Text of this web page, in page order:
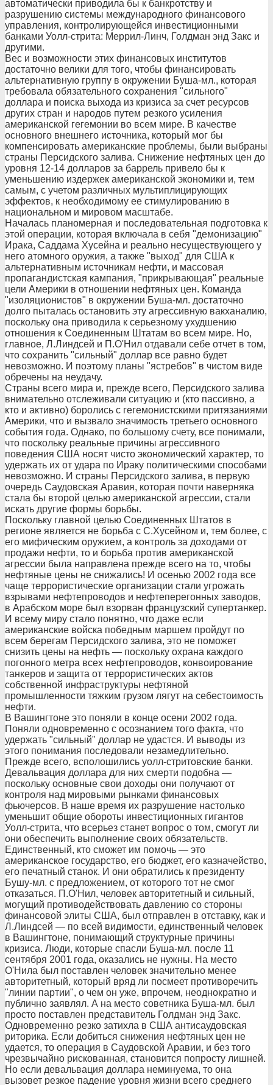
автоматически приводила бы к банкротству и
разрушению системы международного финансового
управления, контролирующейся инвестиционными
банками Уолл-стрита: Меррил-Линч, Голдман энд Закс и
другими.
Вес и возможности этих финансовых институтов
достаточно велики для того, чтобы финансировать
альтернативную группу в окружении Буша-мл., которая
требовала обязательного сохранения "сильного"
доллара и поиска выхода из кризиса за счет ресурсов
других стран и народов путем резкого усиления
американской гегемонии во всем мире. В качестве
основного внешнего источника, который мог бы
компенсировать американские проблемы, были выбраны
страны Персидского залива. Снижение нефтяных цен до
уровня 12-14 долларов за баррель привело бы к
уменьшению издержек американской экономики и, тем
самым, с учетом различных мультиплицирующих
эффектов, к необходимому ее стимулированию в
национальном и мировом масштабе.
Началась планомерная и последовательная подготовка к
этой операции, которая включала в себя "демонизацию"
Ирака, Саддама Хусейна и реально несуществующего у
него атомного оружия, а также "выход" для США к
альтернативным источникам нефти, и массовая
пропагандистская кампания, "прикрывающая" реальные
цели Америки в отношении нефтяных цен. Команда
"изоляционистов" в окружении Буша-мл. достаточно
долго пыталась остановить эту агрессивную вакханалию,
поскольку она приводила к серьезному ухудшению
отношения к Соединенным Штатам во всем мире. Но,
главное, Л.Линдсей и П.О'Нил отдавали себе отчет в том,
что сохранить "сильный" доллар все равно будет
невозможно. И поэтому планы "ястребов" в чистом виде
обречены на неудачу.
Страны всего мира и, прежде всего, Персидского залива
внимательно отслеживали ситуацию и (кто пассивно, а
кто и активно) боролись с гегемонистскими притязаниями
Америки, что и вызвало значимость третьего основного
события года. Однако, по большому счету, все понимали,
что поскольку реальные причины агрессивного
поведения США носят чисто экономический характер, то
удержать их от удара по Ираку политическими способами
невозможно. И страны Персидского залива, в первую
очередь Саудовская Аравия, которая почти наверняка
стала бы второй целью американской агрессии, стали
искать другие формы борьбы.
Поскольку главной целью Соединенных Штатов в
регионе является не борьба с С.Хусейном и, тем более, с
его мифическим оружием, а контроль за доходами от
продажи нефти, то и борьба против американской
агрессии была направлена прежде всего на то, чтобы
нефтяные цены не снижались! И осенью 2002 года все
чаще террористические организации стали угрожать
взрывами нефтепроводов и нефтеперегонных заводов,
в Арабском море был взорван французский супертанкер.
И всему миру стало понятно, что даже если
американские войска победным маршем пройдут по
всем берегам Персидского залива, это не поможет
снизить цены на нефть — поскольку охрана каждого
погонного метра всех нефтепроводов, конвоирование
танкеров и защита от террористических актов
собственной инфраструктуры нефтяной
промышленности тяжким грузом лягут на себестоимость
нефти.
В Вашингтоне это поняли в конце осени 2002 года.
Поняли одновременно с осознанием того факта, что
удержать "сильный" доллар не удастся. И выводы из
этого понимания последовали незамедлительно.
Прежде всего, всполошились уолл-стритовские банки.
Девальвация доллара для них смерти подобна —
поскольку основные свои доходы они получают от
контроля над мировыми рынками финансовых
фьючерсов. В наше время их разрушение настолько
уменьшит общие обороты инвестиционных гигантов
Уолл-стрита, что всерьез станет вопрос о том, смогут ли
они обеспечить выполнение своих обязательств.
Единственный, кто сможет им помочь — это
американское государство, его бюджет, его казначейство,
его печатный станок. И они обратились к президенту
Бушу-мл. с предложением, от которого тот не смог
отказаться. П.О'Нил, человек авторитетный и сильный,
могущий противодействовать давлению со стороны
финансовой элиты США, был отправлен в отставку, как и
Л.Линдсей — по всей видимости, единственный человек
в Вашингтоне, понимающий структурные причины
кризиса. Люди, которые спасли Буша-мл. после 11
сентября 2001 года, оказались не нужны. На место
О'Нила был поставлен человек значительно менее
авторитетный, который вряд ли посмеет противоречить
"линии партии", о чем он уже, впрочем, неоднократно и
публично заявлял. А на место советника Буша-мл. был
просто поставлен представитель Голдман энд Закс.
Одновременно резко затихла в США антисаудовская
риторика. Если добиться снижения нефтяных цен не
удается, то операция в Саудовской Аравии, и без того
чрезвычайно рискованная, становится попросту лишней.
Но если девальвация доллара неминуема, то она
вызовет резкое падение уровня жизни всего среднего